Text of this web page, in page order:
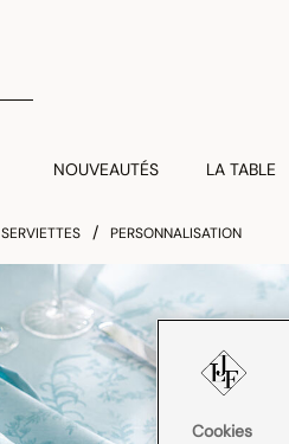
NOUVEAUTÉS LA TABLE
SERVIETTES PERSONNALISATION
Cookies